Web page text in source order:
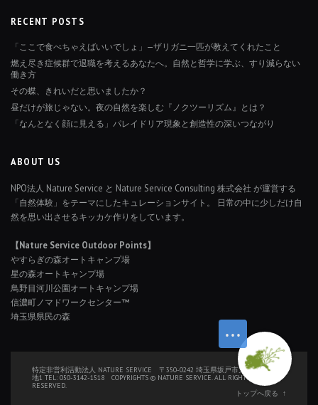
RECENT POSTS
「ここで食べちゃえばいいでしょ」—ザリガニ一匹が教えてくれたこと
燃え尽き症候群で退職を考えるあなたへ。自然と哲学に学ぶ、すり減らない
働き方
その蝶、きれいだと思いましたか？
昼だけが旅じゃない。夜の自然を楽しむ『ノクツーリズム』とは？
「なんとなく顔に見える」パレイドリア現象と創造性の深いつながり
ABOUT US
NPO法人 Nature Service と Nature Service Consulting 株式会社 が運営する
「自然体験」をテーマにしたキュレーションサイト。 日常の中に少しだけ自
然を思い出させるキッカケ作りをしています。
【Nature Service Outdoor Points】
やすらぎの森オートキャンプ場
星の森オートキャンプ場
鳥野目河川公園オートキャンプ場
信濃町ノマドワークセンター™
埼玉県県民の森
特定非営利活動法人 NATURE SERVICE 〒350-0242 埼玉県坂戸市大字厚川126番
地1 TEL: 050-3142-1518 COPYRIGHTS © NATURE SERVICE. ALL RIGHTS
RESERVED.
トップへ戻る